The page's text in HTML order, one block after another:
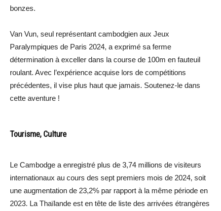
bonzes.
Van Vun, seul représentant cambodgien aux Jeux
Paralympiques de Paris 2024, a exprimé sa ferme
détermination à exceller dans la course de 100m en fauteuil
roulant. Avec l’expérience acquise lors de compétitions
précédentes, il vise plus haut que jamais. Soutenez-le dans
cette aventure !
Tourisme, Culture
Le Cambodge a enregistré plus de 3,74 millions de visiteurs
internationaux au cours des sept premiers mois de 2024, soit
une augmentation de 23,2% par rapport à la même période en
2023. La Thaïlande est en tête de liste des arrivées étrangères